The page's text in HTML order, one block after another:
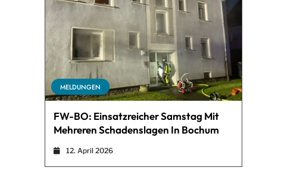
MELDUNGEN
FW-BO: Einsatzreicher Samstag Mit
Mehreren Schadenslagen In Bochum
12. April 2026